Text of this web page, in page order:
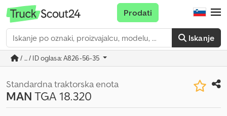
Iskanje
Prodati
/ ... / ID oglasa: A826-56-35
Standardna traktorska enota
MANTGA 18.320